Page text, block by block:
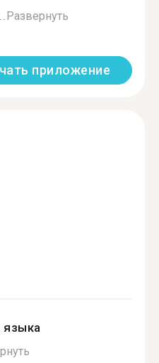
Развернуть
приложение
языка